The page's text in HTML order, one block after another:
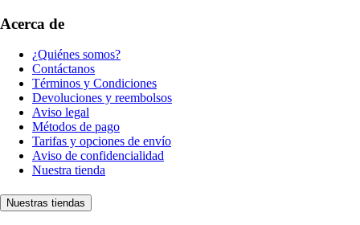
Acerca de
¿Quiénes somos?
Contáctanos
Términos y Condiciones
Devoluciones y reembolsos
Aviso legal
Métodos de pago
Tarifas y opciones de envío
Aviso de confidencialidad
Nuestra tienda
Nuestras tiendas